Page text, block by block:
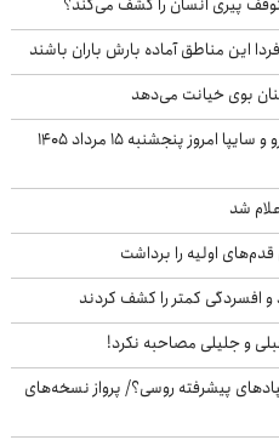
این مناطق آماده بارش باران باشند
بوی خیانت می‌دهد
تغییر تند قیمت محصولات ایران‌خودرو و سایپا امروز پنجشنبه ۱۵ مرداد ۱۴۰۵
شد
اولیه را برداشت
و افسردگی کمتر را کشف کردند
و جلیلی مصاحبه نکرد!
پیشرفته روسی؟/ پرواز نسخه‌های